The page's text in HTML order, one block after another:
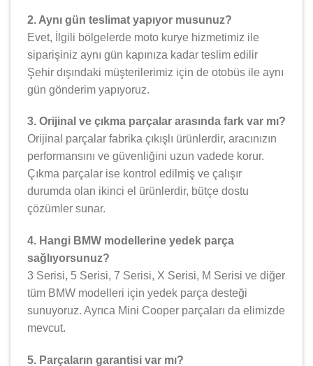
2. Aynı gün teslimat yapıyor musunuz?
Evet, İlgili bölgelerde moto kurye hizmetimiz ile
siparişiniz aynı gün kapınıza kadar teslim edilir
Şehir dışındaki müşterilerimiz için de otobüs ile aynı
gün gönderim yapıyoruz.
3. Orijinal ve çıkma parçalar arasında fark var mı?
Orijinal parçalar fabrika çıkışlı ürünlerdir, aracınızın
performansını ve güvenliğini uzun vadede korur.
Çıkma parçalar ise kontrol edilmiş ve çalışır
durumda olan ikinci el ürünlerdir, bütçe dostu
çözümler sunar.
4. Hangi BMW modellerine yedek parça
sağlıyorsunuz?
3 Serisi, 5 Serisi, 7 Serisi, X Serisi, M Serisi ve diğer
tüm BMW modelleri için yedek parça desteği
sunuyoruz. Ayrıca Mini Cooper parçaları da elimizde
mevcut.
5. Parçaların garantisi var mı?